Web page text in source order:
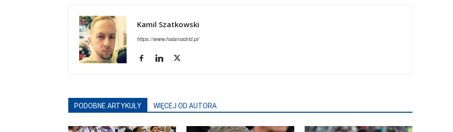
Kamil Szatkowski
https://www.halamadrid.pl/
PODOBNE ARTYKUŁY WIĘCEJ OD AUTORA